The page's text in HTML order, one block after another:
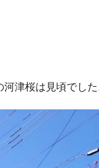
津桜は見頃でした